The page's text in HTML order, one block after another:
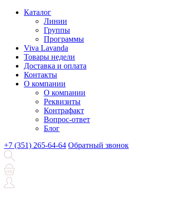
Каталог
Линии
Группы
Программы
Viva Lavanda
Товары недели
Доставка и оплата
Контакты
О компании
О компании
Реквизиты
Контрафакт
Вопрос-ответ
Блог
+7 (351) 265-64-64 Обратный звонок